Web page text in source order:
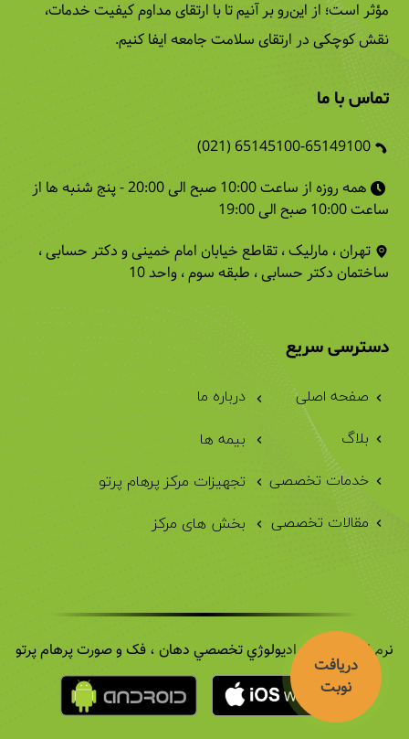
دسترسی سریع
صفحه اصلی
بلاگ
خدمات تخصصی
مقالات تخصصی
درباره ما
بیمه ها
تجهیزات مرکز پرهام پرتو
بخش های مرکز
تماس با ما
65145100-65149100 (021)
ساعت 10:00 صبح الی 19:00
ساختمان دکتر حسابی ، طبقه سوم ، واحد 10
نقش کوچکی در ارتقای سلامت جامعه ایفا کنیم.
نرم افزار موبایل راديولوژي تخصصي دهان ، فک و صورت پرهام پرتو
نوبت